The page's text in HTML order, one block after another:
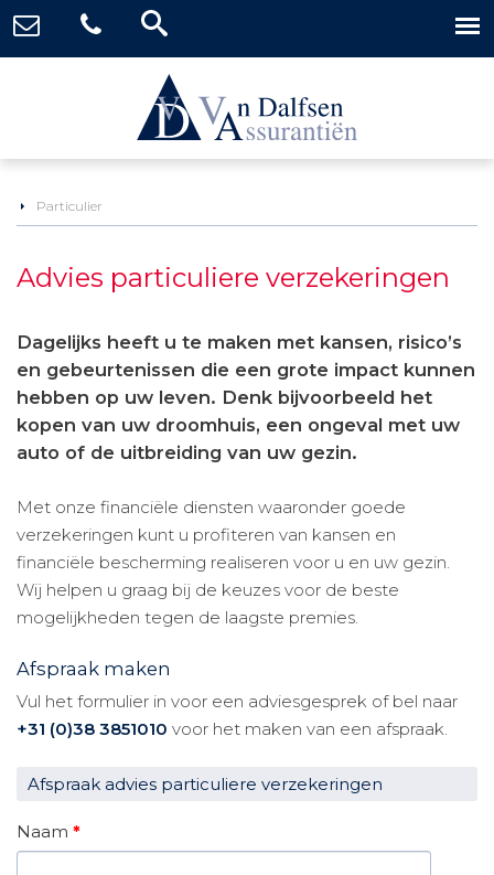
Particulier
Advies particuliere verzekeringen
Dagelijks heeft u te maken met kansen, risico’s
en gebeurtenissen die een grote impact kunnen
hebben op uw leven. Denk bijvoorbeeld het
kopen van uw droomhuis, een ongeval met uw
auto of de uitbreiding van uw gezin.
Met onze financiële diensten waaronder goede
verzekeringen kunt u profiteren van kansen en
financiële bescherming realiseren voor u en uw gezin.
Wij helpen u graag bij de keuzes voor de beste
mogelijkheden tegen de laagste premies.
Afspraak maken
Vul het formulier in voor een adviesgesprek of bel naar
+31 (0)38 3851010 voor het maken van een afspraak.
Afspraak advies particuliere verzekeringen
Naam *